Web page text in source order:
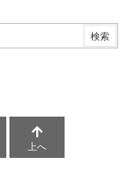
上へ